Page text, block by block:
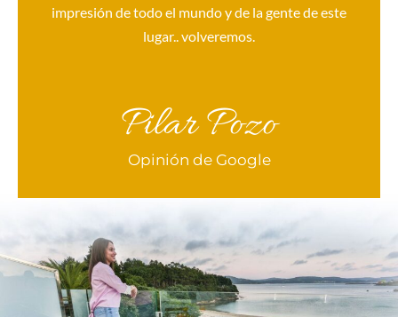
impresión de todo el mundo y de la gente de este
lugar.. volveremos.
Pilar Pozo
Opinión de Google